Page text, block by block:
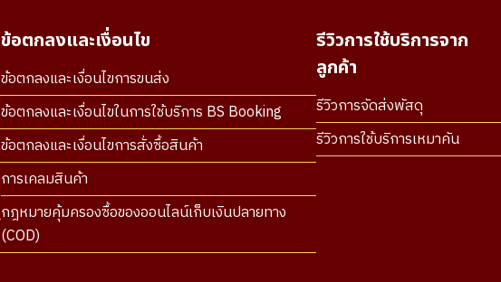
ข้อตกลงและเงื่อนไข
ข้อตกลงและเงื่อนไขการขนส่ง
ข้อตกลงและเงื่อนไขในการใช้บริการ BS Booking
ข้อตกลงและเงื่อนไขการสั่งซื้อสินค้า
การเคลมสินค้า
กฎหมายคุ้มครองซื้อของออนไลน์เก็บเงินปลายทาง
(COD)
รีวิวการใช้บริการจาก
ลูกค้า
รีวิวการจัดส่งพัสดุ
รีวิวการใช้บริการเหมาคัน